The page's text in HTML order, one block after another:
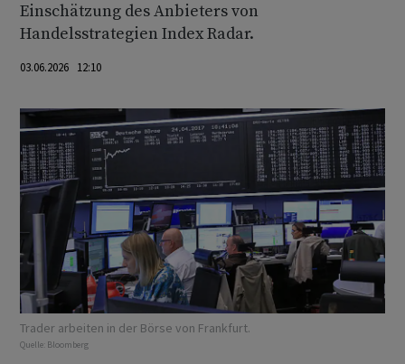
Einschätzung des Anbieters von
Handelsstrategien Index Radar.
03.06.2026 12:10
Trader arbeiten in der Börse von Frankfurt.
Quelle: Bloomberg